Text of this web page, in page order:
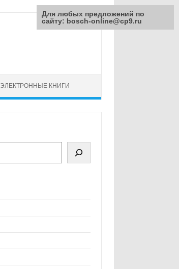
ЭЛЕКТРОННЫЕ КНИГИ
Для любых предложений по
сайту: bosch-online@cp9.ru